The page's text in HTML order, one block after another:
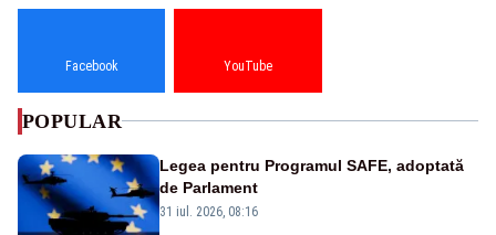
Facebook YouTube
POPULAR
Legea pentru Programul SAFE, adoptată
de Parlament
31 iul. 2026, 08:16